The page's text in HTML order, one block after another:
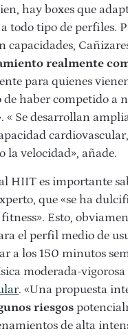
hay boxes que
todo tipo de perfiles.
capacidades,
realmente
para quienes
de haber competido a
« Se desarrollan
la velocidad», añade.
HIIT es importante
que «se ha
Esto,
el perfil medio de
a los 150 minutos
moderada-vigorosa
. «Una propuesta
riesgos
de alta